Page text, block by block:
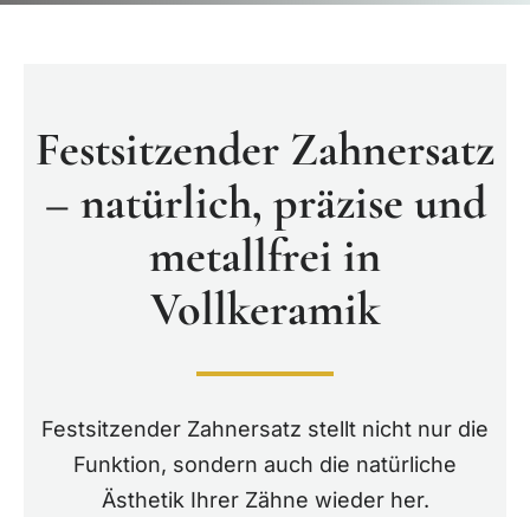
Festsitzender Zahnersatz
– natürlich, präzise und
metallfrei in
Vollkeramik
Festsitzender Zahnersatz stellt nicht nur die
Funktion, sondern auch die natürliche
Ästhetik Ihrer Zähne wieder her.